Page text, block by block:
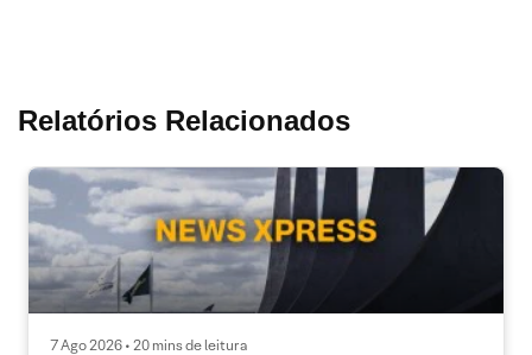
Relatórios Relacionados
7 Ago 2026 • 20 mins de leitura